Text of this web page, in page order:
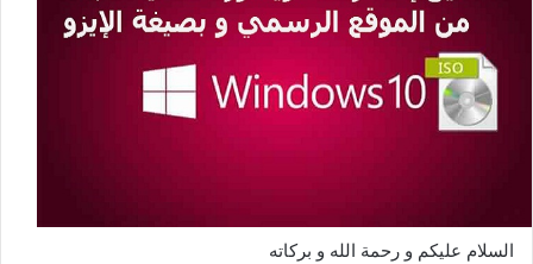
السلام عليكم و رحمة الله و بركاته